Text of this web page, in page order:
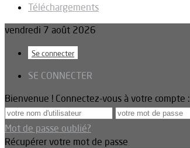
Téléchargements
vendredi 7 août 2026
Se connecter
SE CONNECTER
Bienvenue ! Connectez-vous à votre compte :
Mot de passe oublié?
Récupérer votre mot de passe